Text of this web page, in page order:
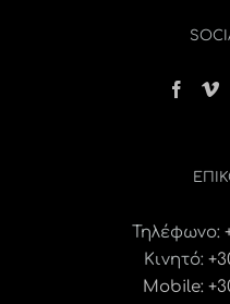
Τηλέφωνο:
Κινητό:
Mobile: